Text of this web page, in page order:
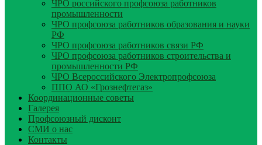
ЧРО российского профсоюза работников
промышленности
ЧРО профсоюза работников образования и науки
РФ
ЧРО профсоюза работников связи РФ
ЧРО профсоюза работников строительства и
промышленности РФ
ЧРО Всероссийского Электропрофсоюза
ППО АО «Грознефтегаз»
Координационные советы
Галерея
Профсоюзный дисконт
СМИ о нас
Контакты